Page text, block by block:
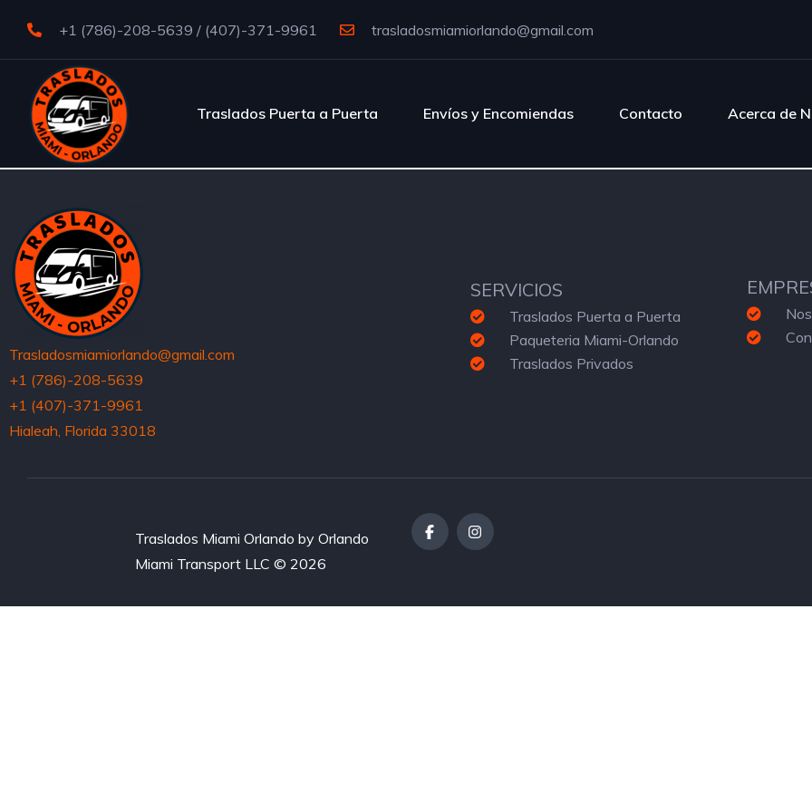
+1 (786)-208-5639 / (407)-371-9961 trasladosmiamiorlando@gmail.com
Traslados Puerta a Puerta Envíos y Encomiendas Contacto Acerca de
Trasladosmiamiorlando@gmail.com
+1 (786)-208-5639
+1 (407)-371-9961
Hialeah, Florida 33018
SERVICIOS
Traslados Puerta a Puerta
Paqueteria Miami-Orlando
Traslados Privados
Traslados Miami Orlando by Orlando
Miami Transport LLC © 2026